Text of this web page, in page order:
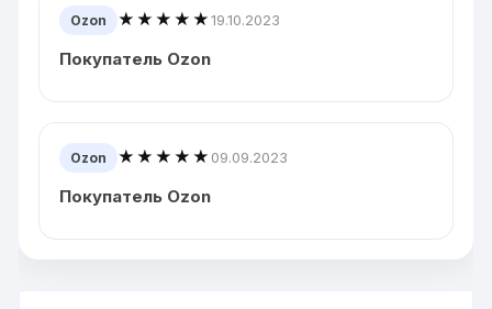
Ozon ★★★★★19.10.2023
Покупатель Ozon
Ozon ★★★★★ 09.09.2023
Покупатель Ozon